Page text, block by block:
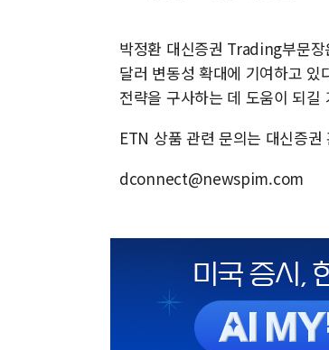
박정환 대신증권 Trading부문
달러 변동성 확대에 기여하고
전략을 구사하는 데 도움이 되
ETN 상품 관련 문의는 대신증
dconnect@newspim.com